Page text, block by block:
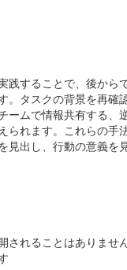
践することで、後から
。タスクの背景を再確
ームで情報共有する、
られます。これらの手
見出し、行動の意義を
されることはありません